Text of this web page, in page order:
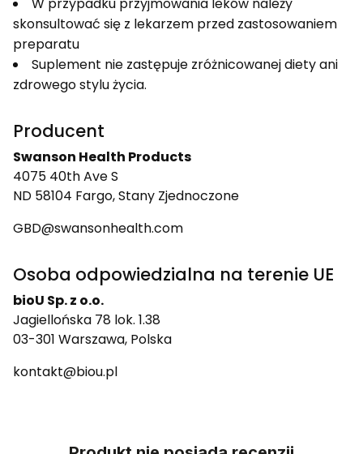
skonsultować się z lekarzem przed zastosowaniem
preparatu
Suplement nie zastępuje zróżnicowanej diety ani
zdrowego stylu życia.
Producent
Swanson Health Products
4075 40th Ave S
ND 58104 Fargo, Stany Zjednoczone
GBD@swansonhealth.com
Osoba odpowiedzialna na terenie UE
bioU Sp. z o.o.
Jagiellońska 78 lok. 1.38
03-301 Warszawa, Polska
kontakt@biou.pl